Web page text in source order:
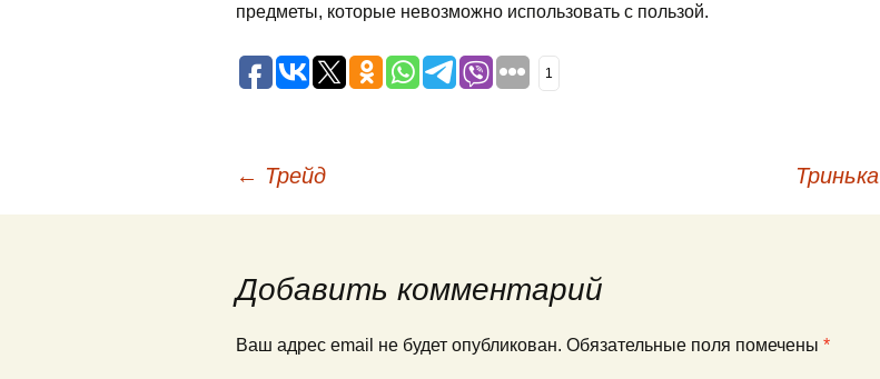
предметы, которые невозможно использовать с пользой.
1
Навигация
← Трейд Тринька
Добавить комментарий
Ваш адрес email не будет опубликован. Обязательные поля помечены *